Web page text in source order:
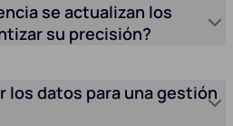
se actualizan los
su precisión?
los datos para una gestión